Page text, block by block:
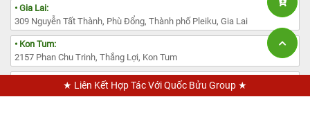
• Gia Lai:
309 Nguyễn Tất Thành, Phù Đổng, Thành phố Pleiku, Gia Lai
• Kon Tum:
2157 Phan Chu Trinh, Thắng Lợi, Kon Tum
385 Đường Nguyễn Văn Cừ, Phường 1, TP. Đà Lạt, Lâm Đồng
★ Liên Kết Hợp Tác Với Quốc Bửu Group ★